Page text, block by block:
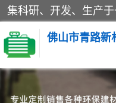
佛山市青路新